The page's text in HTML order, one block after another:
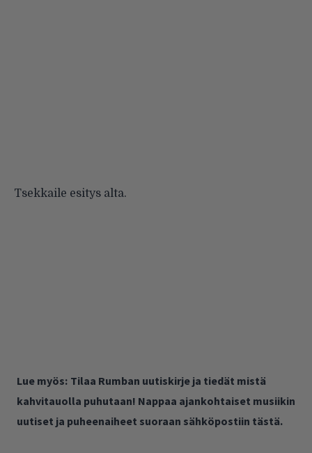
Tsekkaile esitys alta.
Lue myös: Tilaa Rumban uutiskirje ja tiedät mistä
kahvitauolla puhutaan! Nappaa ajankohtaiset musiikin
uutiset ja puheenaiheet suoraan sähköpostiin tästä.